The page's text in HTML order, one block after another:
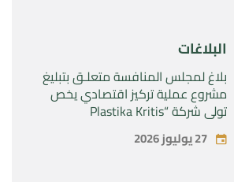
البلاغات
بلاغ لمجلس المنافسة متعلـق بتبليغ
مشروع عملية تركيز اقتصادي يخص
تولي شركة “Plastika Kritis
SA”المراقبة الحصرية لشركة
“Naturplas Industrial SARL” 27 يوليوز 2026